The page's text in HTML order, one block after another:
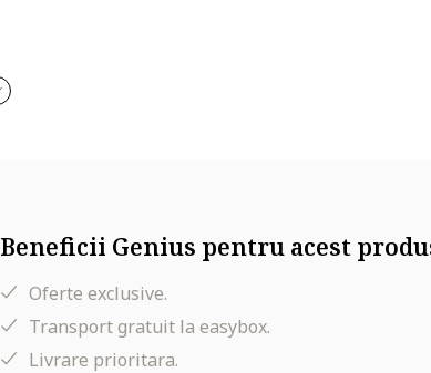
Beneficii Genius pentru acest
Oferte exclusive.
Transport gratuit la easybox.
Livrare prioritara.